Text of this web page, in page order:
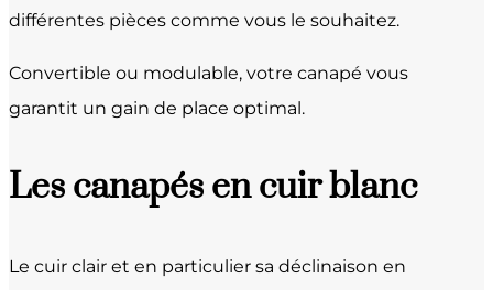
différentes pièces comme vous le souhaitez.
Convertible ou modulable, votre canapé vous
garantit un gain de place optimal.
Les canapés en cuir blanc
Le cuir clair et en particulier sa déclinaison en